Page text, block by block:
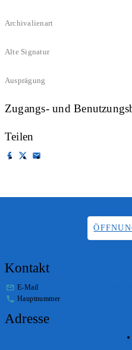
Archivalienart
Alte Signatur
Ausprägung
Zugangs- und
Teilen
Kontakt
E-Mail
Hauptnummer
Adresse